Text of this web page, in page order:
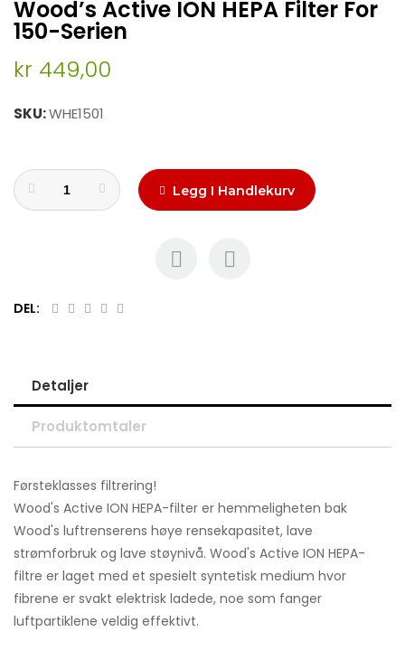
to
the
beginning
of
the
gallery
Wood’s Active ION HEPA Filter For
150-Serien
kr 449,00
SKU WHE1501
Legg I Handlekurv
DEL:
Detaljer
Produktomtaler
Førsteklasses filtrering!
Wood's Active ION HEPA-filter er hemmeligheten bak
Wood's luftrenserens høye rensekapasitet, lave
strømforbruk og lave støynivå. Wood's Active ION HEPA-
filtre er laget med et spesielt syntetisk medium hvor
fibrene er svakt elektrisk ladede, noe som fanger
luftpartiklene veldig effektivt.